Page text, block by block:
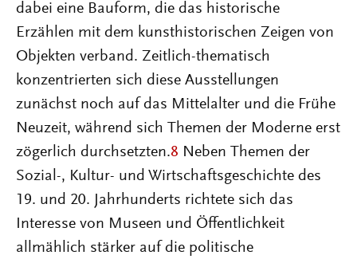
dabei eine Bauform, die das historische
Erzählen mit dem kunsthistorischen Zeigen von
Objekten verband. Zeitlich-thematisch
konzentrierten sich diese Ausstellungen
zunächst noch auf das Mittelalter und die Frühe
Neuzeit, während sich Themen der Moderne erst
zögerlich durchsetzten.8 Neben Themen der
Sozial-, Kultur- und Wirtschaftsgeschichte des
19. und 20. Jahrhunderts richtete sich das
Interesse von Museen und Öffentlichkeit
allmählich stärker auf die politische